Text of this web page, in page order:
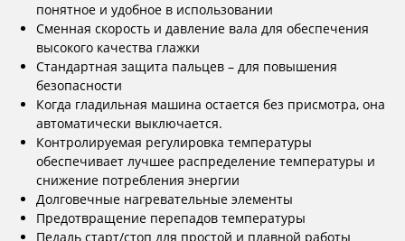
понятное и удобное в использовании
Сменная скорость и давление вала для обеспечения
высокого качества глажки
Стандартная защита пальцев – для повышения
безопасности
Когда гладильная машина остается без присмотра, она
автоматически выключается.
Контролируемая регулировка температуры
обеспечивает лучшее распределение температуры и
снижение потребления энергии
Долговечные нагревательные элементы
Предотвращение перепадов температуры
Педаль старт/стоп для простой и плавной работы